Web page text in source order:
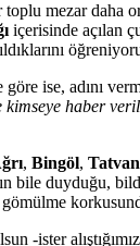
toplu mezar daha
içerisinde açılan
göre ise, adını
kimseye haber
, Bingöl, Tatvan
bile duyduğu,
-ister